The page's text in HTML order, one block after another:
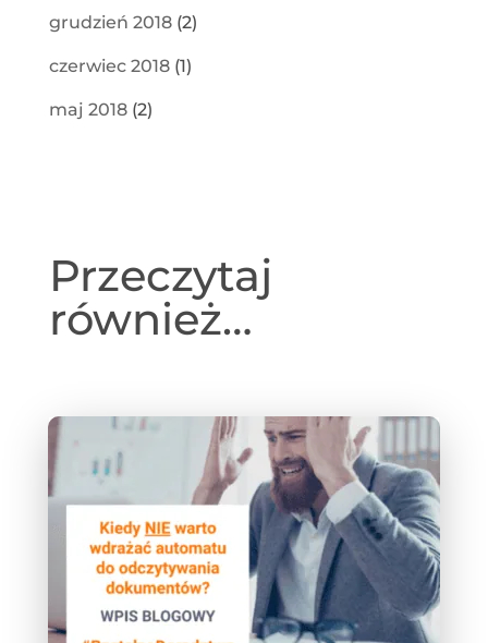
grudzień 2018(2)
czerwiec 2018(1)
maj 2018(2)
Przeczytaj
również…